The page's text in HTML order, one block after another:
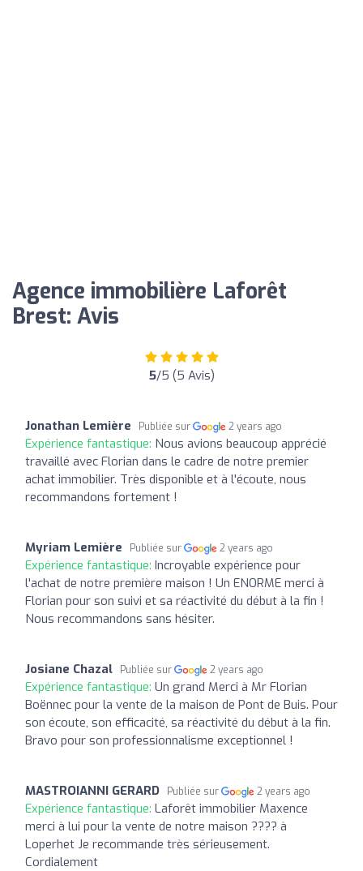
Agence immobilière Laforêt
Brest: Avis
5/5 (5 Avis)
Jonathan Lemière Publiée sur 2 years ago
Expérience fantastique: Nous avions beaucoup apprécié
travaillé avec Florian dans le cadre de notre premier
achat immobilier. Très disponible et à l'écoute, nous
recommandons fortement !
Myriam Lemière Publiée sur 2 years ago
Expérience fantastique: Incroyable expérience pour
l'achat de notre première maison ! Un ENORME merci à
Florian pour son suivi et sa réactivité du début à la fin !
Nous recommandons sans hésiter.
Josiane Chazal Publiée sur 2 years ago
Expérience fantastique: Un grand Merci à Mr Florian
Boënnec pour la vente de la maison de Pont de Buis. Pour
son écoute, son efficacité, sa réactivité du début à la fin.
Bravo pour son professionnalisme exceptionnel !
MASTROIANNI GERARD Publiée sur 2 years ago
Expérience fantastique: Laforêt immobilier Maxence
merci à lui pour la vente de notre maison ???? à
Loperhet Je recommande très sérieusement.
Cordialement